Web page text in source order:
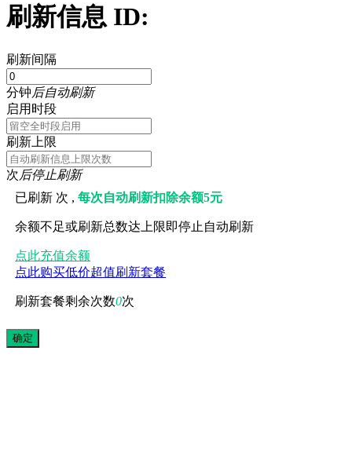
刷新信息 ID:
刷新间隔
分钟后自动刷新
启用时段
刷新上限
次后停止刷新
已刷新 次 ,每次自动刷新扣除余额5元
余额不足或刷新总数达上限即停止自动刷新
点此充值余额
点此购买低价超值刷新套餐
刷新套餐剩余次数0次